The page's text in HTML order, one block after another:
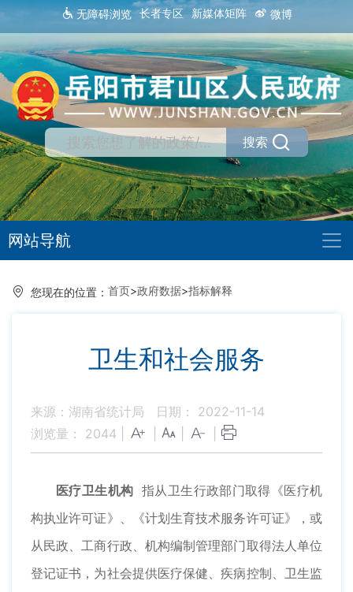
无障碍浏览 长者专区 新媒体矩阵 微博
搜索
网站导航
您现在的位置： 首页>政府数据>指标解释
卫生和社会服务
来源：湖南省统计局
日期： 2022-11-14
浏览量： 2044
医疗卫生机构 指从卫生行政部门取得《医疗机
构执业许可证》、《计划生育技术服务许可证》，或
从民政、工商行政、机构编制管理部门取得法人单位
登记证书，为社会提供医疗保健、疾病控制、卫生监